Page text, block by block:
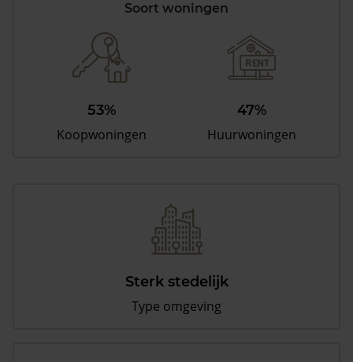
Soort woningen
53%
Koopwoningen
47%
Huurwoningen
Sterk stedelijk
Type omgeving